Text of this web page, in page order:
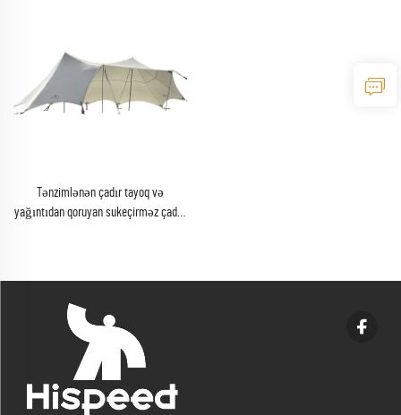
Tənzimlənən çadır tayoq və
yağıntıdan qoruyan sukeçirməz çadır,